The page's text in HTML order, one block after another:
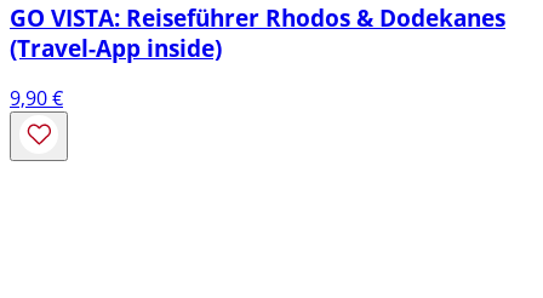
GO VISTA: Reiseführer Rhodos & Dodekanes
(Travel-App inside)
9,90€